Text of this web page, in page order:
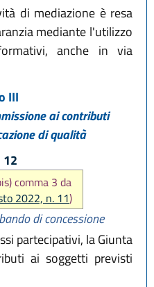
di mediazione è resa
mediante l'utilizzo
anche in via
III
ai contributi
di qualità
comma 3 da
2022, n. 11)
di concessione
partecipativi, la Giunta
ai soggetti previsti